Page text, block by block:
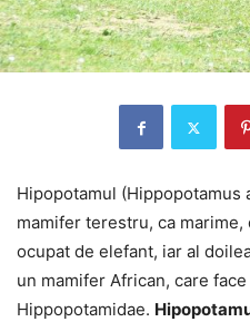
Hipopotamul
mamifer terestru, ca
ocupat de elefant, iar al
un mamifer African, care
Hippopotamidae.